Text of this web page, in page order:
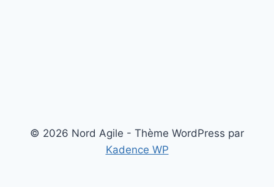
© 2026 Nord Agile - Thème WordPress par
Kadence WP